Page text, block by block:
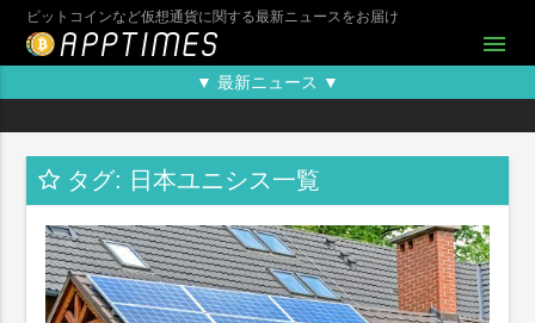
ビットコインなど仮想通貨に関する最新ニュースをお届け
menu
▼ 最新ニュース ▼
タグ: 日本ユニシス一覧